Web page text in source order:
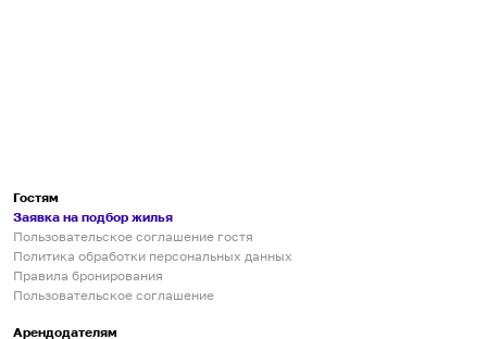
Гостям
Заявка на подбор жилья
Пользовательское соглашение гостя
Политика обработки персональных данных
Правила бронирования
Пользовательское соглашение
Арендодателям